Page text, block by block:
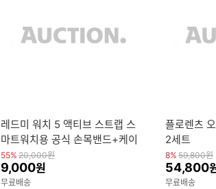
레드미 워치 5 액티브 스트랩 스
마트워치용 공식 손목밴드+케이
스 실리콘
55% 20,000원
9,000원
무료배송
플로렌츠
2세트
8% 59,800원
54,800
무료배송